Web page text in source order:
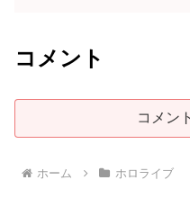
コメント
コメン
ホーム ホロライブ